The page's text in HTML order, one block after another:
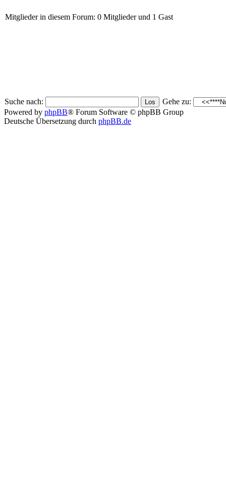
Mitglieder in diesem Forum: 0 Mitglieder und 1 Gast
Suche nach:
Gehe zu:
Powered by phpBB® Forum Software © phpBB Group
Deutsche Übersetzung durch phpBB.de